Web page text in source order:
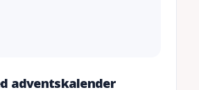
adventskalender